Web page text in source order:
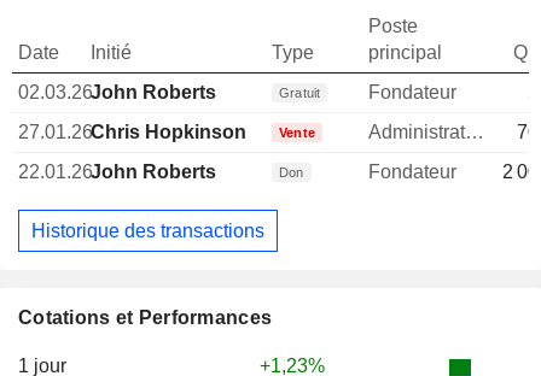
Cotations et Performances
1 jour
+1,23%
Date Initié Type
Poste
principal
02.03.26John Roberts Gratuit Fondateur
27.01.26Chris Hopkinson Vente Administrateur
22.01.26John Roberts Don Fondateur 2
Historique des transactions